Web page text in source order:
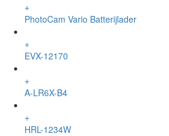
+
PhotoCam Vario Batterijlader
+
EVX-12170
+
A-LR6X-B4
+
HRL-1234W